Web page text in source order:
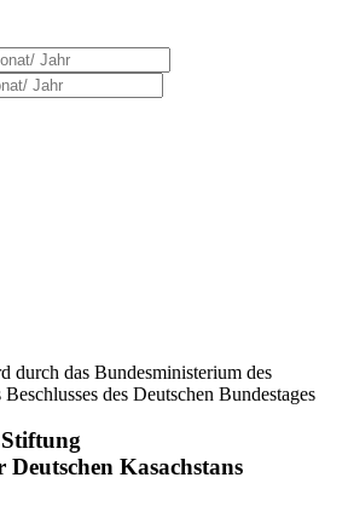
durch das Bundesministerium des
des Deutschen Bundestages
Stiftung
Kasachstans